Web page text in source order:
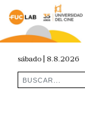
sábado | 8.8.2026